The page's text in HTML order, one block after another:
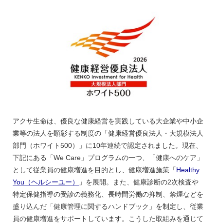
アクサ生命は、優良な健康経営を実践している大企業や中小企
業等の法人を顕彰する制度の「健康経営優良法人・大規模法人
部門（ホワイト500）」に10年連続で認定されました。現在、
下記にある「We Care」プログラムの一つ、「健康へのケア」
として従業員の健康増進を目的とし、健康増進施策「Healthy
You（ヘルシーユー）
」を展開。また、健康診断の2次検査や
特定保健指導の受診の義務化、長時間労働の抑制、禁煙などを
盛り込んだ「健康管理に関するハンドブック」を制定し、従業
員の健康増進をサポートしています。こうした取組みを通じて